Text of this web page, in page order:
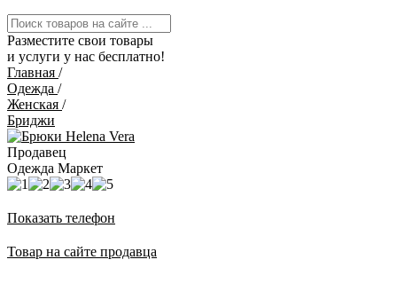
Разместите свои товары
и услуги у нас бесплатно!
Главная /
Одежда /
Женская /
Бриджи
Продавец
Одежда Маркет
Показать телефон
Товар на сайте продавца